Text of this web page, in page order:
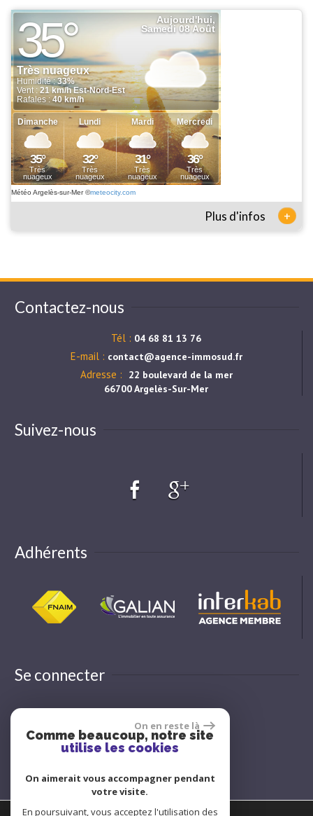
Météo Argelès-sur-Mer©meteocity.com
Plus d'infos +
Contactez-nous
Tél : 04 68 81 13 76
E-mail : contact@agence-immosud.fr
Adresse :
22 boulevard de la mer
66700 Argelès-Sur-Mer
Suivez-nous
Adhérents
Se connecter
Espace propriétaire
On en reste là
Comme beaucoup, notre site
utilise les cookies
On aimerait vous accompagner pendant
votre visite.
En poursuivant, vous acceptez l'utilisation des